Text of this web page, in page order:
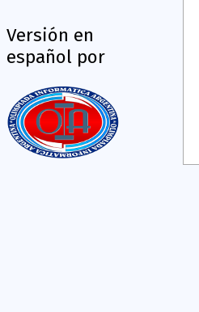
Versión en
español por